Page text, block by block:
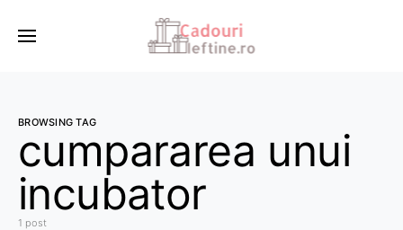
BROWSING TAG
cumpararea unui
incubator
1 post